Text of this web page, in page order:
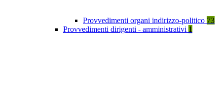
Provvedimenti organi indirizzo-politico 73
Provvedimenti dirigenti - amministrativi 1